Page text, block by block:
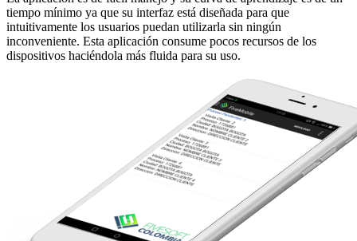
tiempo mínimo ya que su interfaz está diseñada para que
intuitivamente los usuarios puedan utilizarla sin ningún
inconveniente. Esta aplicación consume pocos recursos de los
dispositivos haciéndola más fluida para su uso.